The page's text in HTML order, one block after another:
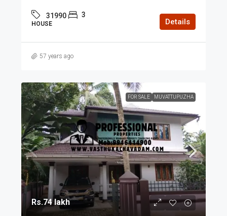
31990 3
HOUSE Details
57 years ago
FOR SALE MUVATTUPUZHA
Rs.74 lakh